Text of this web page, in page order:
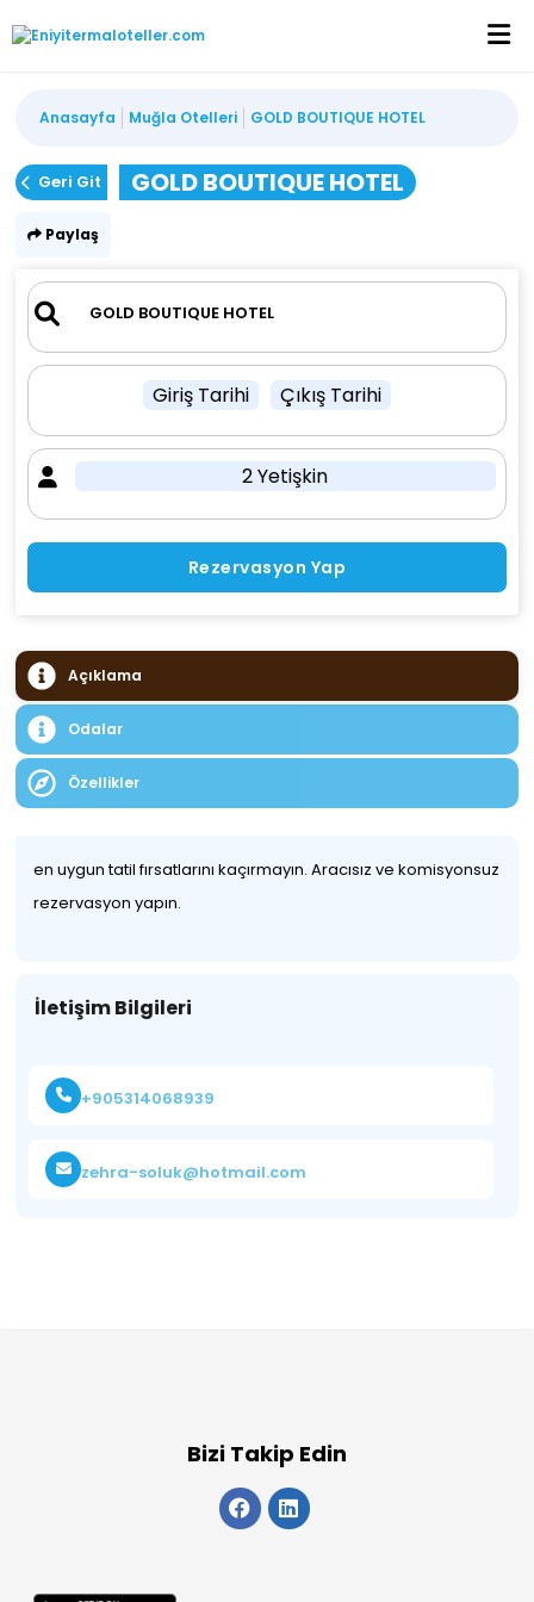
Anasayfa Muğla Otelleri GOLD BOUTIQUE HOTEL
Geri Git GOLD BOUTIQUE HOTEL
Paylaş
Giriş Tarihi Çıkış Tarihi
2 Yetişkin
Rezervasyon Yap
Açıklama
Odalar
Özellikler
en uygun tatil fırsatlarını kaçırmayın. Aracısız ve komisyonsuz
rezervasyon yapın.
İletişim Bilgileri
+905314068939
zehra-soluk@hotmail.com
Bizi Takip Edin